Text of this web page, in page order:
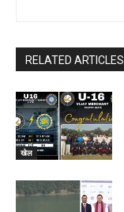
RELATED ARTICLES
खेल